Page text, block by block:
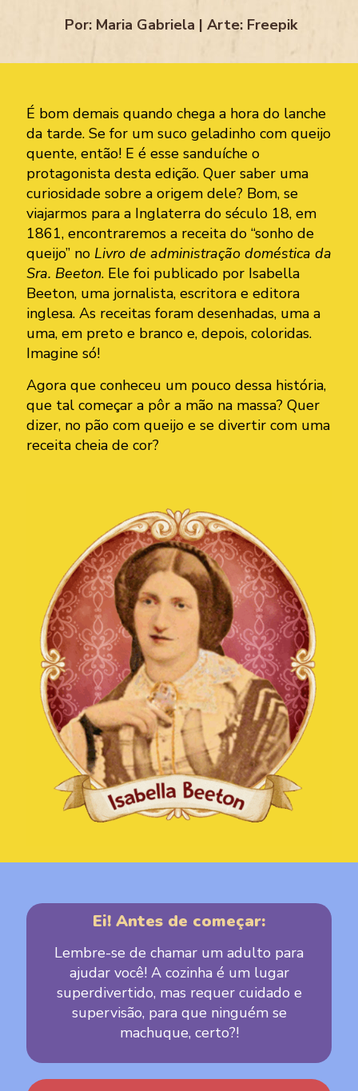
Por: Maria Gabriela | Arte: Freepik
É bom demais quando chega a hora do lanche
da tarde. Se for um suco geladinho com queijo
quente, então! E é esse sanduíche o
protagonista desta edição. Quer saber uma
curiosidade sobre a origem dele? Bom, se
viajarmos para a Inglaterra do século 18, em
1861, encontraremos a receita do “sonho de
queijo” no Livro de administração doméstica da
Sra. Beeton. Ele foi publicado por Isabella
Beeton, uma jornalista, escritora e editora
inglesa. As receitas foram desenhadas, uma a
uma, em preto e branco e, depois, coloridas.
Imagine só!
Agora que conheceu um pouco dessa história,
que tal começar a pôr a mão na massa? Quer
dizer, no pão com queijo e se divertir com uma
receita cheia de cor?
Ei! Antes de começar:
Lembre-se de chamar um adulto para
ajudar você! A cozinha é um lugar
superdivertido, mas requer cuidado e
supervisão, para que ninguém se
machuque, certo?!